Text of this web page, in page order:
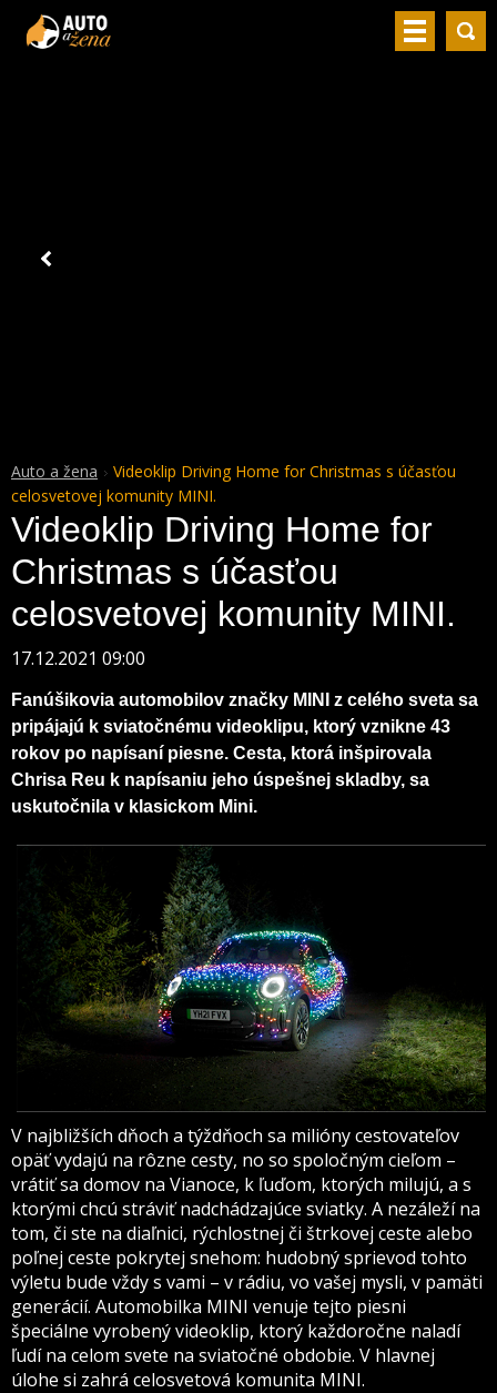
Auto a žena
Videoklip Driving Home for Christmas s účasťou
celosvetovej komunity MINI.
Videoklip Driving Home for
Christmas s účasťou
celosvetovej komunity MINI.
17.12.2021 09:00
Fanúšikovia automobilov značky MINI z celého sveta sa
pripájajú k sviatočnému videoklipu, ktorý vznikne 43
rokov po napísaní piesne. Cesta, ktorá inšpirovala
Chrisa Reu k napísaniu jeho úspešnej skladby, sa
uskutočnila v klasickom Mini.
V najbližších dňoch a týždňoch sa milióny cestovateľov
opäť vydajú na rôzne cesty, no so spoločným cieľom –
vrátiť sa domov na Vianoce, k ľuďom, ktorých milujú, a s
ktorými chcú stráviť nadchádzajúce sviatky. A nezáleží na
tom, či ste na diaľnici, rýchlostnej či štrkovej ceste alebo
poľnej ceste pokrytej snehom: hudobný sprievod tohto
výletu bude vždy s vami – v rádiu, vo vašej mysli, v pamäti
generácií. Automobilka MINI venuje tejto piesni
špeciálne vyrobený videoklip, ktorý každoročne naladí
ľudí na celom svete na sviatočné obdobie. V hlavnej
úlohe si zahrá celosvetová komunita MINI.